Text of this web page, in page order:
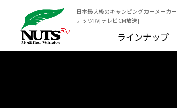
日本最大級のキャンピングカーメーカー
ナッツRV[テレビCM放送]
ラインナップ